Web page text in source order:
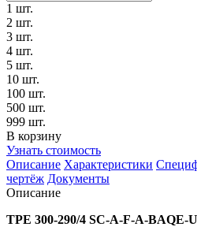
1 шт.
2 шт.
3 шт.
4 шт.
5 шт.
10 шт.
100 шт.
500 шт.
999 шт.
В корзину
Узнать стоимость
Описание Характеристики
чертёж Документы
Описание
TPE 300-290/4 SC-A-F-A-BAQE-